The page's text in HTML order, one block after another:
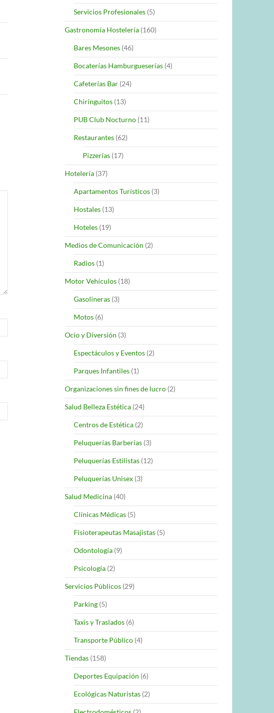
Servicios Profesionales (5)
Gastronomía Hostelería (160)
Bares Mesones (46)
Bocaterías Hamburgueserías (4)
Cafeterías Bar (24)
Chiringuitos (13)
PUB Club Nocturno (11)
Restaurantes (62)
Pizzerías (17)
Hotelería (37)
Apartamentos Turísticos (3)
Hostales (13)
Hoteles (19)
Medios de Comunicación (2)
Radios (1)
Motor Vehículos (18)
Gasolineras (3)
Motos (6)
Ocio y Diversión (3)
Espectáculos y Eventos (2)
Parques Infantiles (1)
Organizaciones sin fines de lucro (2)
Salud Belleza Estética (24)
Centros de Estética (2)
Peluquerías Barberías (3)
Peluquerías Estilistas (12)
Peluquerías Unisex (3)
Salud Medicina (40)
Clínicas Médicas (5)
Fisioterapeutas Masajistas (5)
Odontología (9)
Psicología (2)
Servicios Públicos (29)
Parking (5)
Taxis y Traslados (6)
Transporte Público (4)
Tiendas (158)
Deportes Equipación (6)
Ecológicas Naturistas (2)